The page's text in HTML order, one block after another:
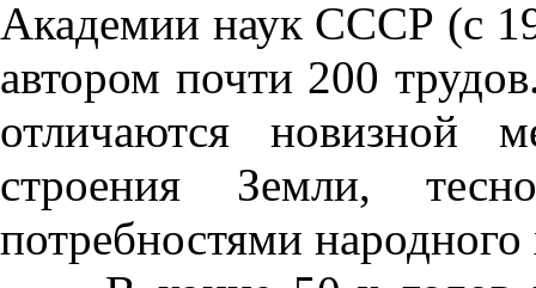
Академии наук СССР (с
автором почти 200
отличаются новизной
строения Земли,
потребностями народного